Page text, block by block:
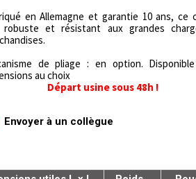
en Allemagne et garantie 10 ans, ce
et résistant aux grandes
de pliage : en option.
au choix
Départ usine sous 48h !
Envoyer à un collègue